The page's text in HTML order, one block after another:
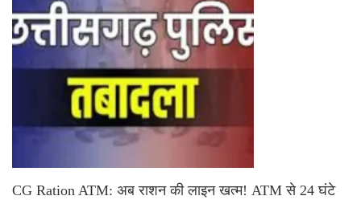
CG Ration ATM: अब राशन की लाइन खत्म! ATM से 24 घंटे